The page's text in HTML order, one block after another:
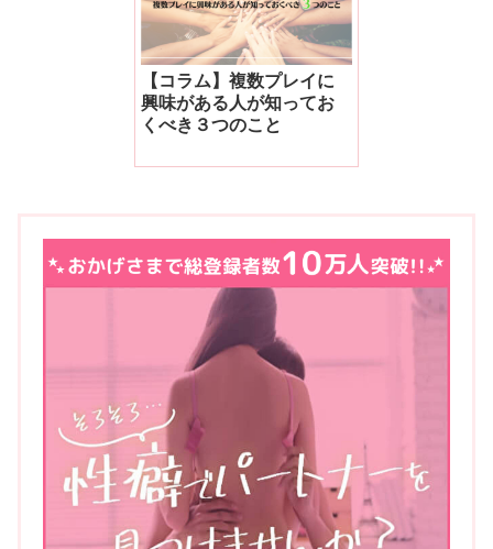
【コラム】複数プレイに
興味がある人が知ってお
くべき３つのこと